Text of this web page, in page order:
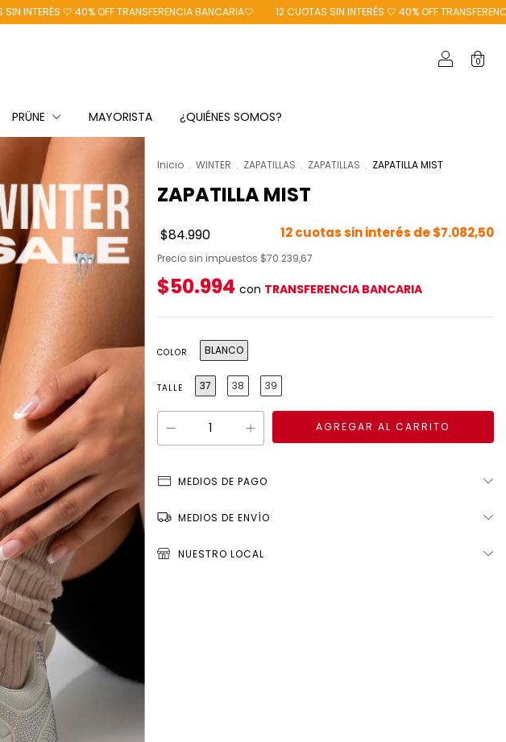
OFF TRANSFERENCIA BANCARIA🤍 12 CUOTAS SIN INTERÉS 🤍 40% OFF TRANSFERENCIA BANCARIA🤍
0
PRÜNE MAYORISTA ¿QUIÉNES SOMOS?
Inicio . WINTER . ZAPATILLAS . ZAPATILLAS . ZAPATILLA MIST
ZAPATILLA MIST
$84.990 12cuotas sin interés de$7.082,50
Precio sin impuestos $70.239,67
$50.994 con TRANSFERENCIA BANCARIA
COLOR BLANCO
TALLE 37 38 39
MEDIOS DE PAGO
MEDIOS DE ENVÍO
NUESTRO LOCAL